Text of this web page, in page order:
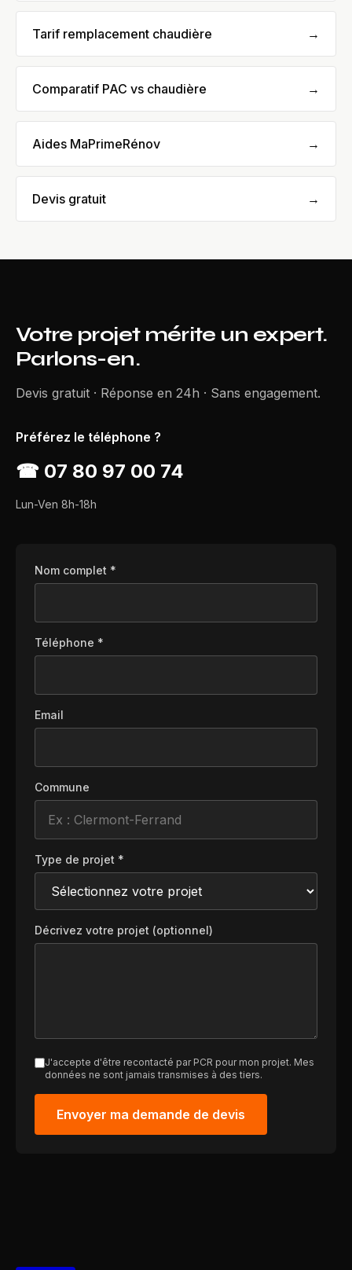
Tarif remplacement chaudière →
Comparatif PAC vs chaudière →
Aides MaPrimeRénov →
Devis gratuit →
Votre projet mérite un expert.
Parlons-en.
Devis gratuit · Réponse en 24h · Sans engagement.
Préférez le téléphone ?
☎ 07 80 97 00 74
Lun-Ven 8h-18h
Nom complet *
Téléphone *
Email
Commune
Type de projet *
Décrivez votre projet (optionnel)
J'accepte d'être recontacté par PCR pour mon projet. Mes
données ne sont jamais transmises à des tiers.
Envoyer ma demande de devis